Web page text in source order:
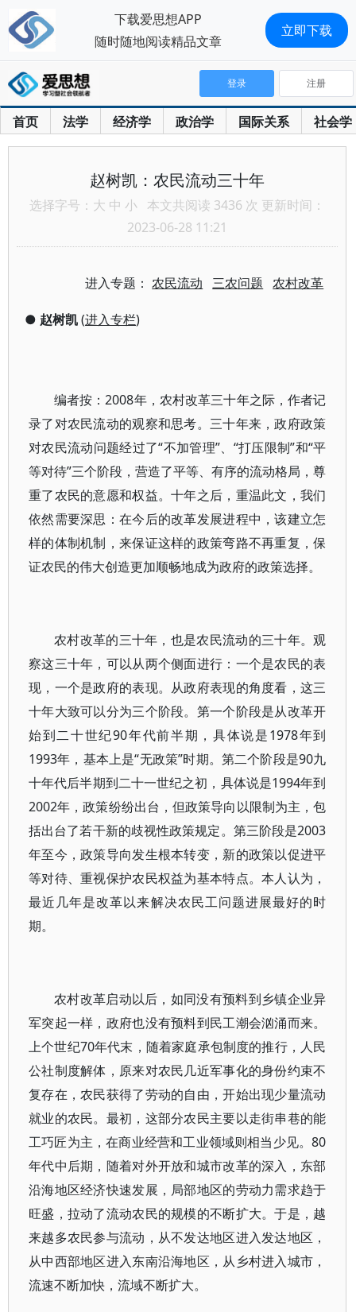
首页 法学 经济学 政治学 国际关系 社会学
登录 注册
赵树凯：农民流动三十年
选择字号： 大 中 小 本文共阅读 3436 次 更新时间：
2023-06-28 11:21
进入专题：农民流动 三农问题 农村改革
● 赵树凯(进入专栏)
编者按：2008年，农村改革三十年之际，作者记
录了对农民流动的观察和思考。三十年来，政府政策
对农民流动问题经过了“不加管理”、“打压限制”和“平
等对待”三个阶段，营造了平等、有序的流动格局，尊
重了农民的意愿和权益。十年之后，重温此文，我们
依然需要深思：在今后的改革发展进程中，该建立怎
样的体制机制，来保证这样的政策弯路不再重复，保
证农民的伟大创造更加顺畅地成为政府的政策选择。
农村改革的三十年，也是农民流动的三十年。观
察这三十年，可以从两个侧面进行：一个是农民的表
现，一个是政府的表现。从政府表现的角度看，这三
十年大致可以分为三个阶段。第一个阶段是从改革开
始到二十世纪90年代前半期，具体说是1978年到
1993年，基本上是“无政策”时期。第二个阶段是90九
十年代后半期到二十一世纪之初，具体说是1994年到
2002年，政策纷纷出台，但政策导向以限制为主，包
括出台了若干新的歧视性政策规定。第三阶段是2003
年至今，政策导向发生根本转变，新的政策以促进平
等对待、重视保护农民权益为基本特点。本人认为，
最近几年是改革以来解决农民工问题进展最好的时
期。
农村改革启动以后，如同没有预料到乡镇企业异
军突起一样，政府也没有预料到民工潮会汹涌而来。
上个世纪70年代末，随着家庭承包制度的推行，人民
公社制度解体，原来对农民几近军事化的身份约束不
复存在，农民获得了劳动的自由，开始出现少量流动
就业的农民。最初，这部分农民主要以走街串巷的能
工巧匠为主，在商业经营和工业领域则相当少见。80
年代中后期，随着对外开放和城市改革的深入，东部
沿海地区经济快速发展，局部地区的劳动力需求趋于
旺盛，拉动了流动农民的规模的不断扩大。于是，越
来越多农民参与流动，从不发达地区进入发达地区，
从中西部地区进入东南沿海地区，从乡村进入城市，
流速不断加快，流域不断扩大。
下载爱思想APP
随时随地阅读精品文章
立即下载